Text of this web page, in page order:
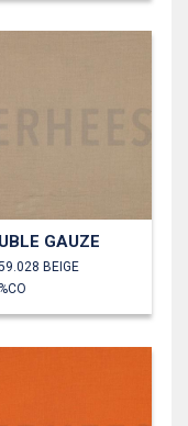
GAUZE
BEIGE